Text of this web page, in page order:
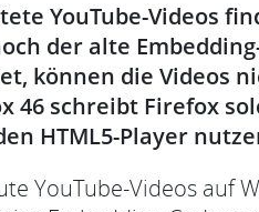
YouTube-Videos
der alte
können die Videos
46 schreibt Firefox
HTML5-Player
YouTube-Videos auf